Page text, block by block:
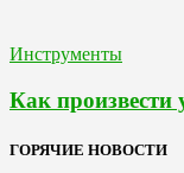
Инструменты
Как
ГОРЯЧИЕ НОВОСТИ